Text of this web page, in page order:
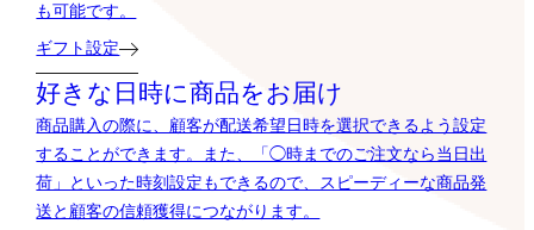
も可能です。
ギフト設定
好きな日時に商品をお届け
商品購入の際に、顧客が配送希望日時を選択できるよう設定
することができます。また、「◯時までのご注文なら当日出
荷」といった時刻設定もできるので、スピーディーな商品発
送と顧客の信頼獲得につながります。